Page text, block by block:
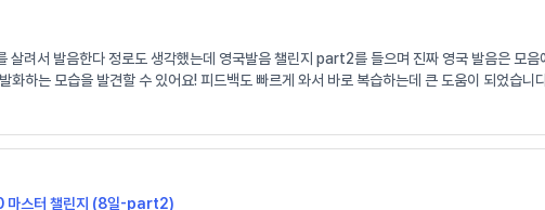
살려서 발음한다 정로도 생각했는데 영국발음 챌린지 part2를 들으며 진짜 영국 발음은 모
화하는 모습을 발견할 수 있어요! 피드백도 빠르게 와서 바로 복습하는데 큰 도움이 되었습니
마스터 챌린지 (8일-part2)